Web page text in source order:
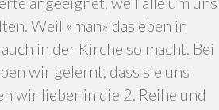
Weil «man» das eben in
in der Kirche so macht. Bei
wir gelernt, dass sie uns
wir lieber in die 2. Reihe und